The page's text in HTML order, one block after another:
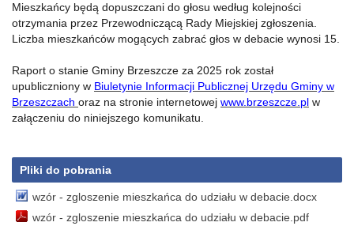
Mieszkańcy będą dopuszczani do głosu według kolejności
otrzymania przez Przewodniczącą Rady Miejskiej zgłoszenia.
Liczba mieszkańców mogących zabrać głos w debacie wynosi 15.
Raport o stanie Gminy Brzeszcze za 2025 rok został
upubliczniony w Biuletynie Informacji Publicznej Urzędu Gminy w
Brzeszczach oraz na stronie internetowej www.brzeszcze.pl w
załączeniu do niniejszego komunikatu.
Pliki do pobrania
wzór - zgloszenie mieszkańca do udziału w debacie.docx
wzór - zgloszenie mieszkańca do udziału w debacie.pdf